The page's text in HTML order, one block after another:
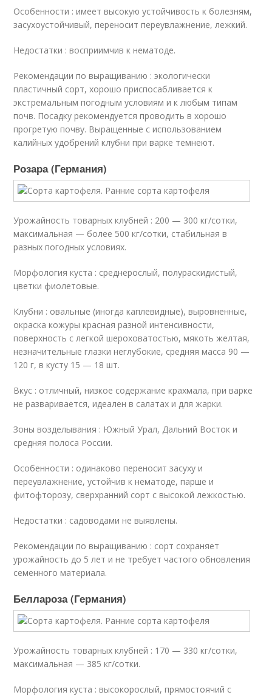
Особенности : имеет высокую устойчивость к болезням,
засухоустойчивый, переносит переувлажнение, лежкий.
Недостатки : восприимчив к нематоде.
Рекомендации по выращиванию : экологически
пластичный сорт, хорошо приспосабливается к
экстремальным погодным условиям и к любым типам
почв. Посадку рекомендуется проводить в хорошо
прогретую почву. Выращенные с использованием
калийных удобрений клубни при варке темнеют.
Розара (Германия)
Урожайность товарных клубней : 200 — 300 кг/сотки,
максимальная — более 500 кг/сотки, стабильная в
разных погодных условиях.
Морфология куста : среднерослый, полураскидистый,
цветки фиолетовые.
Клубни : овальные (иногда каплевидные), выровненные,
окраска кожуры красная разной интенсивности,
поверхность с легкой шероховатостью, мякоть желтая,
незначительные глазки неглубокие, средняя масса 90 —
120 г, в кусту 15 — 18 шт.
Вкус : отличный, низкое содержание крахмала, при варке
не разваривается, идеален в салатах и для жарки.
Зоны возделывания : Южный Урал, Дальний Восток и
средняя полоса России.
Особенности : одинаково переносит засуху и
переувлажнение, устойчив к нематоде, парше и
фитофторозу, сверхранний сорт с высокой лежкостью.
Недостатки : садоводами не выявлены.
Рекомендации по выращиванию : сорт сохраняет
урожайность до 5 лет и не требует частого обновления
семенного материала.
Беллароза (Германия)
Урожайность товарных клубней : 170 — 330 кг/сотки,
максимальная — 385 кг/сотки.
Морфология куста : высокорослый, прямостоячий с